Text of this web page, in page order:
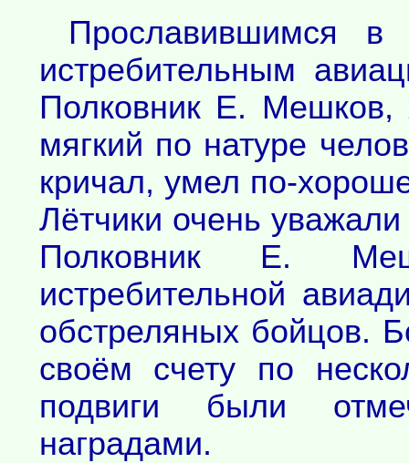
Прославившимся
истребительным
Полковник Е. Мешков,
мягкий по натуре
кричал, умел по-
Лётчики очень
Полковник Е.
истребительной
обстреляных бойцов.
своём счету по
подвиги были
наградами.